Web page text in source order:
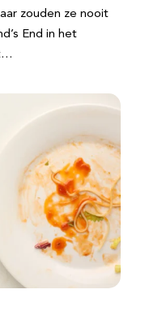
zouden ze nooit
End in het